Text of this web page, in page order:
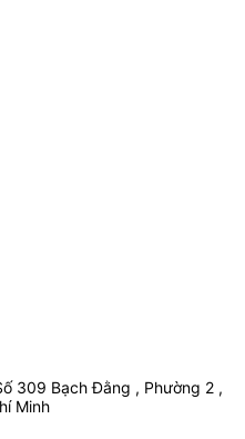
309 Bạch Đằng , Phường 2 ,
Minh